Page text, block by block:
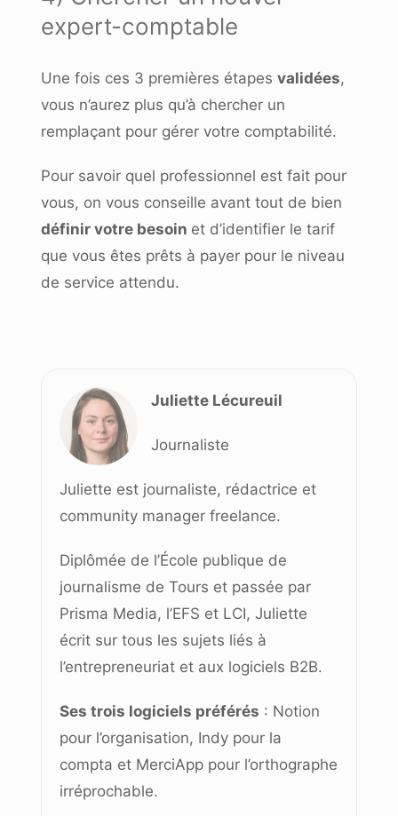
expert-comptable
Une fois ces 3 premières étapes validées,
vous n’aurez plus qu’à chercher un
remplaçant pour gérer votre comptabilité.
Pour savoir quel professionnel est fait pour
vous, on vous conseille avant tout de bien
définir votre besoin et d’identifier le tarif
que vous êtes prêts à payer pour le niveau
de service attendu.
Juliette Lécureuil
Journaliste
Juliette est journaliste, rédactrice et
community manager freelance.
Diplômée de l’École publique de
journalisme de Tours et passée par
Prisma Media, l’EFS et LCI, Juliette
écrit sur tous les sujets liés à
l’entrepreneuriat et aux logiciels B2B.
Ses trois logiciels préférés : Notion
pour l’organisation, Indy pour la
compta et MerciApp pour l’orthographe
irréprochable.